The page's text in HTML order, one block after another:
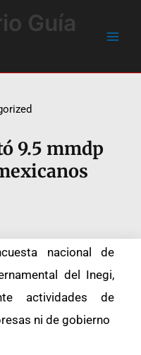
Guía
9.5 mmdp
nacional de
del Inegi,
actividades de
ni de gobierno